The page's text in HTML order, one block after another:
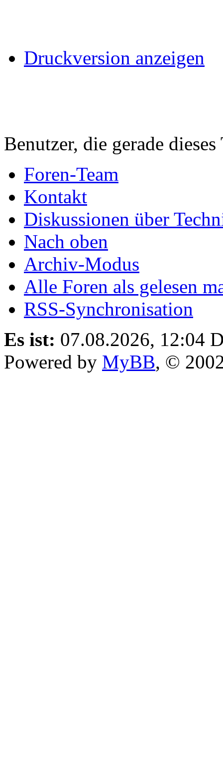
Druckversion anzeigen
Benutzer, die gerade
Foren-Team
Kontakt
Diskussionen über
Nach oben
Archiv-Modus
Alle Foren als gelesen
RSS-Synchronisation
Es ist: 07.08.2026, 12:04
Powered by MyBB, ©